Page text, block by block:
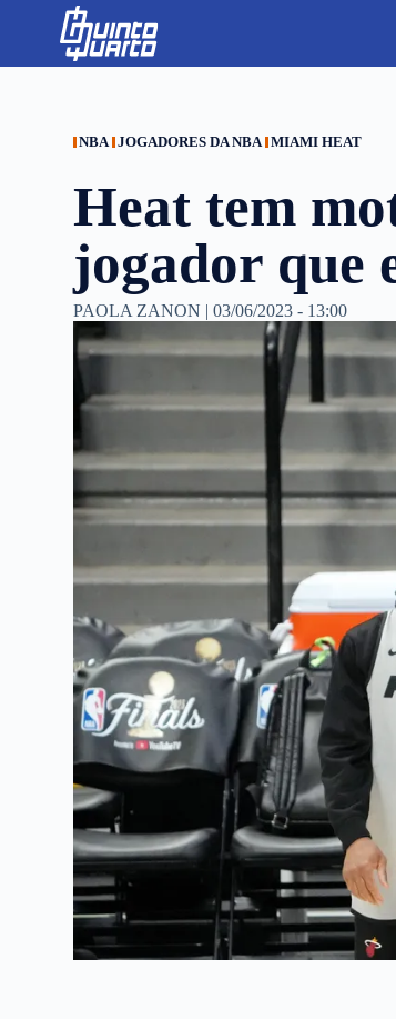
p
NBA JOGADORES DA NBA MIAMI HEAT
Heat tem
jogador que
PAOLA ZANON |03/06/2023 - 13:00